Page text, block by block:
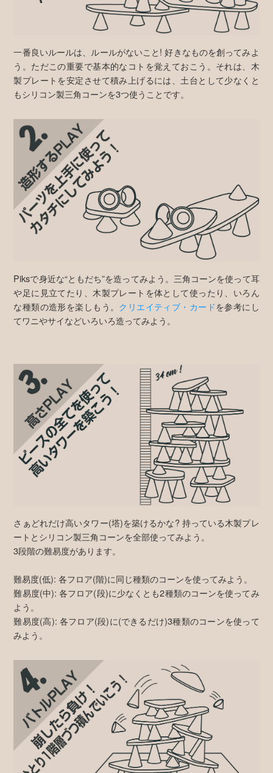
一番良いルールは、ルールがないこと! 好きなものを創ってみよ
う。ただこの重要で基本的なコトを覚えておこう。それは、木
製プレートを安定させて積み上げるには、土台として少なくと
もシリコン製三角コーンを3つ使うことです。
Piksで身近な“ともだち”を造ってみよう。三角コーンを使って耳
や足に見立てたり、木製プレートを体として使ったり、いろん
な種類の造形を楽しもう。 クリエイティブ・カードを参考にし
てワニやサイなどいろいろ造ってみよう。
さぁどれだけ高いタワー(塔)を築けるかな? 持っている木製プレ
ートとシリコン製三角コーンを全部使ってみよう。
3段階の難易度があります。
難易度(低): 各フロア(階)に同じ種類のコーンを使ってみよう。
難易度(中): 各フロア(段)に少なくとも2種類のコーンを使ってみ
よう。
難易度(高): 各フロア(段)に(できるだけ)3種類のコーンを使って
みよう。